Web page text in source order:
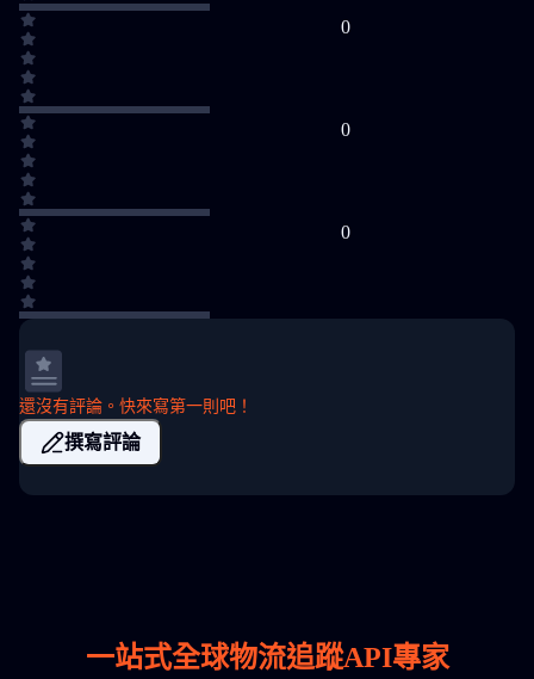
0
0
0
還沒有評論。快來寫第一則吧！
撰寫評論
一站式全球物流追蹤API專家